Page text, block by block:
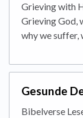
Grieving with
Grieving God,
why we suffer,
Gesunde
Bibelverse